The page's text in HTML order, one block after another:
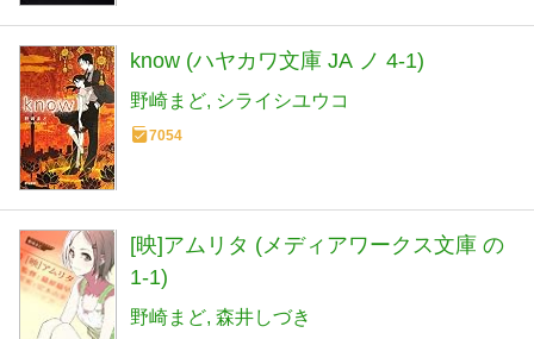
know (ハヤカワ文庫 JA ノ 4-1)
野崎まど シライシユウコ
7054
[映]アムリタ (メディアワークス文庫 の
1-1)
野崎まど 森井しづき